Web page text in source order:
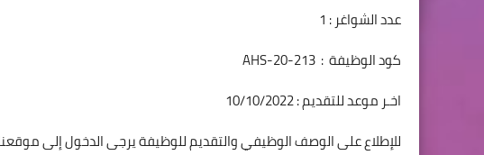
عدد الشواغر : 1
كود الوظيفة : AHS-20-213
اخـر موعد للتقديم : 10/10/2022
للإطلاع على الوصف الوظيفي والتقديم للوظيفة يرجى الدخول إلى موقعنا